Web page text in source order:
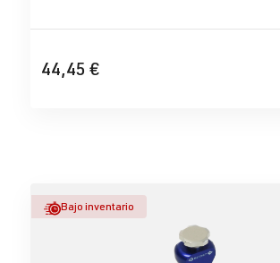
44,45 €
Bajo inventario